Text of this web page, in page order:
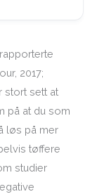
2017;
stort sett at
på at du som
løs på mer
tøffere
studier